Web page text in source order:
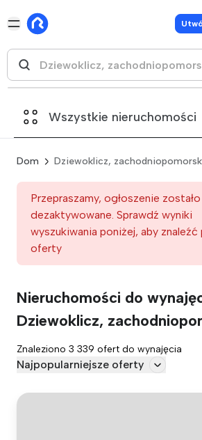
Wszystkie nieruchomości
Dom Dziewoklicz,
Przepraszamy, ogłoszenie zostało
dezaktywowane. Sprawdź wyniki
wyszukiwania poniżej, aby
oferty
Nieruchomości do
Dziewoklicz,
Znaleziono 3 339 ofert do wynajęcia
Najpopularniejsze oferty